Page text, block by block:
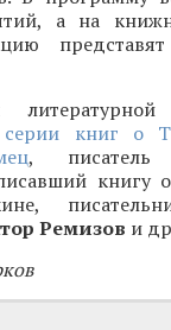
а на
серии книг о
, писатель
книгу
Ремизов и